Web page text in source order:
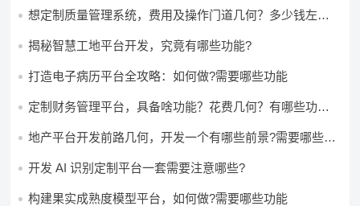
想定制质量管理系统，费用及操作门道几何？多少钱左右
揭秘智慧工地平台开发，究竟有哪些功能?
打造电子病历平台全攻略：如何做?需要哪些功能
定制财务管理平台，具备啥功能？花费几何？有哪些功能?
地产平台开发前路几何，开发一个有哪些前景?需要哪些费
开发 AI 识别定制平台一套需要注意哪些?
构建果实成熟度模型平台，如何做?需要哪些功能